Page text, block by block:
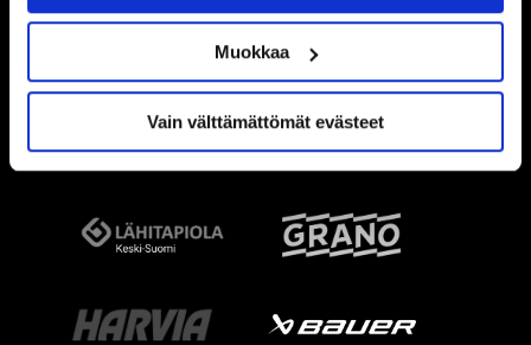
Muokkaa
Vain välttämättömät evästeet